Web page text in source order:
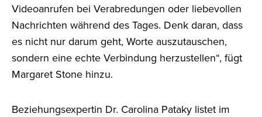
Videoanrufen bei Verabredungen oder liebevollen
Nachrichten während des Tages. Denk daran, dass
es nicht nur darum geht, Worte auszutauschen,
sondern eine echte Verbindung herzustellen“, fügt
Margaret Stone hinzu.
Beziehungsexpertin Dr. Carolina Pataky listet im